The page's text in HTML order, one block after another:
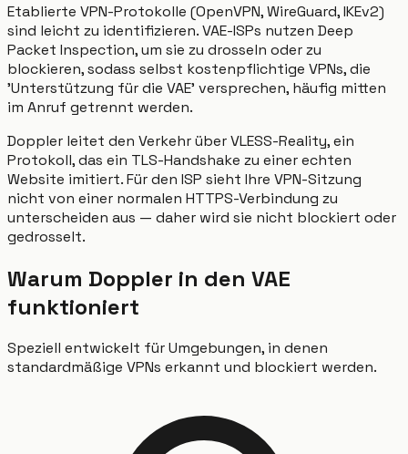
Etablierte VPN-Protokolle (OpenVPN, WireGuard, IKEv2)
sind leicht zu identifizieren. VAE-ISPs nutzen Deep
Packet Inspection, um sie zu drosseln oder zu
blockieren, sodass selbst kostenpflichtige VPNs, die
'Unterstützung für die VAE' versprechen, häufig mitten
im Anruf getrennt werden.
Doppler leitet den Verkehr über VLESS-Reality, ein
Protokoll, das ein TLS-Handshake zu einer echten
Website imitiert. Für den ISP sieht Ihre VPN-Sitzung
nicht von einer normalen HTTPS-Verbindung zu
unterscheiden aus — daher wird sie nicht blockiert oder
gedrosselt.
Warum Doppler in den VAE
funktioniert
Speziell entwickelt für Umgebungen, in denen
standardmäßige VPNs erkannt und blockiert werden.